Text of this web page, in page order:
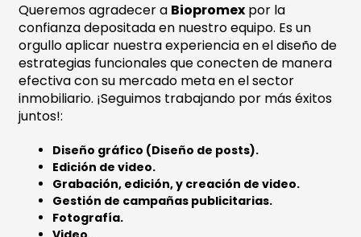
Queremos agradecer a Biopromexpor la
confianza depositada en nuestro equipo. Es un
orgullo aplicar nuestra experiencia en el diseño de
estrategias funcionales que conecten de manera
efectiva con su mercado meta en el sector
inmobiliario. ¡Seguimos trabajando por más éxitos
juntos!:
Diseño gráfico (Diseño de posts).
Edición de video.
Grabación, edición, y creación de video.
Gestión de campañas publicitarias.
Fotografía.